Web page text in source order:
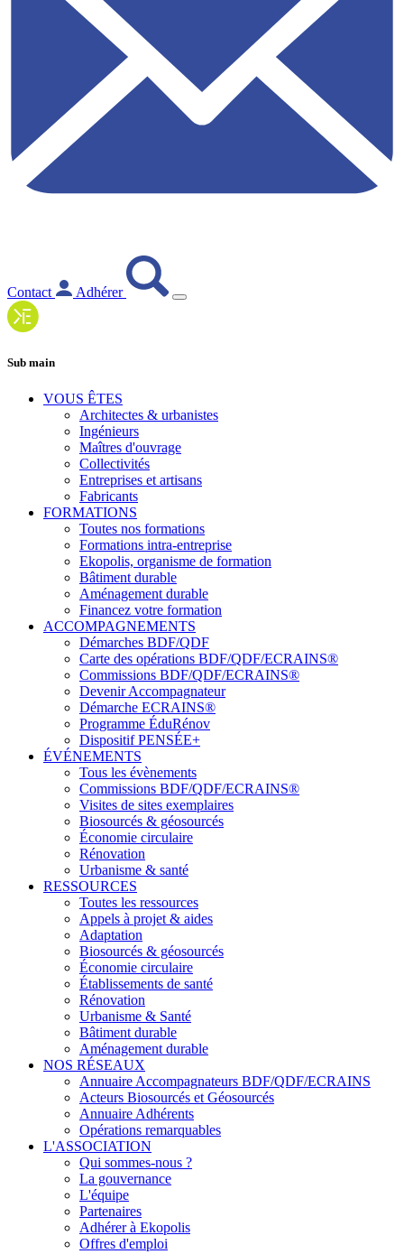
Contact Adhérer
Sub main
VOUS ÊTES
Architectes & urbanistes
Ingénieurs
Maîtres d'ouvrage
Collectivités
Entreprises et artisans
Fabricants
FORMATIONS
Toutes nos formations
Formations intra-entreprise
Ekopolis, organisme de formation
Bâtiment durable
Aménagement durable
Financez votre formation
ACCOMPAGNEMENTS
Démarches BDF/QDF
Carte des opérations BDF/QDF/ECRAINS®
Commissions BDF/QDF/ECRAINS®
Devenir Accompagnateur
Démarche ECRAINS®
Programme ÉduRénov
Dispositif PENSÉE+
ÉVÉNEMENTS
Tous les évènements
Commissions BDF/QDF/ECRAINS®
Visites de sites exemplaires
Biosourcés & géosourcés
Économie circulaire
Rénovation
Urbanisme & santé
RESSOURCES
Toutes les ressources
Appels à projet & aides
Adaptation
Biosourcés & géosourcés
Économie circulaire
Établissements de santé
Rénovation
Urbanisme & Santé
Bâtiment durable
Aménagement durable
NOS RÉSEAUX
Annuaire Accompagnateurs BDF/QDF/ECRAINS
Acteurs Biosourcés et Géosourcés
Annuaire Adhérents
Opérations remarquables
L'ASSOCIATION
Qui sommes-nous ?
La gouvernance
L'équipe
Partenaires
Adhérer à Ekopolis
Offres d'emploi